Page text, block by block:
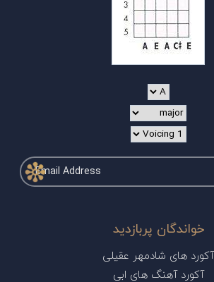
خواندگان پربازدید
آکورد های شادمهر عقیلی
آکورد آهنگ های ابی